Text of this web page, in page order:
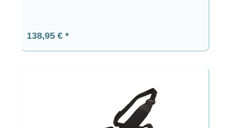
Prix régulier :
138,95 €